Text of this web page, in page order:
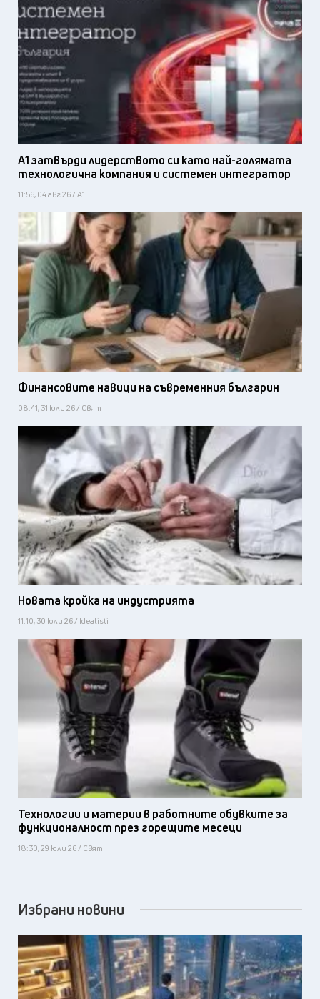
А1 затвърди лидерството си като най-голямата
технологична компания и системен интегратор
11:56, 04 авг 26 / А1
Финансовите навици на съвременния българин
08:41, 31 юли 26 / Свят
Новата кройка на индустрията
11:10, 30 юли 26 / Idealisti
Технологии и материи в работните обувките за
функционалност през горещите месеци
18:30, 29 юли 26 / Свят
Избрани новини